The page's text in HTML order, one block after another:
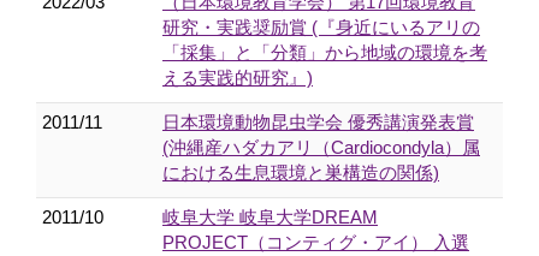
研究・実践奨励賞 (『身近にいるアリの
「採集」と「分類」から地域の環境を考
える実践的研究』)
2011/11
日本環境動物昆虫学会 優秀講演発表賞
(沖縄産ハダカアリ（Cardiocondyla）属
における生息環境と巣構造の関係)
2011/10
岐阜大学 岐阜大学DREAM
PROJECT（コンティグ・アイ） 入選